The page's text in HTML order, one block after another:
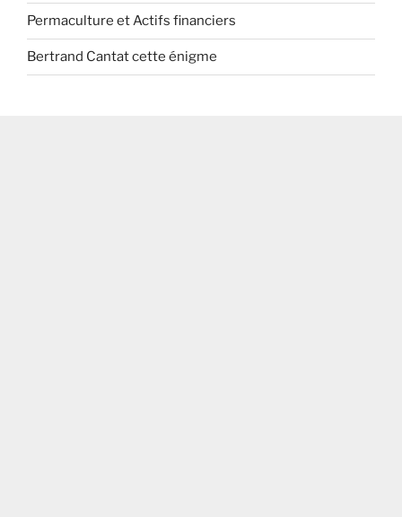
Permaculture et Actifs financiers
Bertrand Cantat cette énigme